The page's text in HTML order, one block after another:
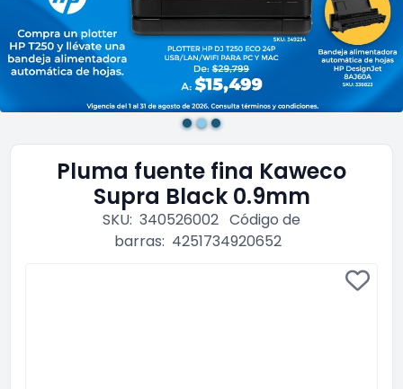
Pluma fuente fina Kaweco
Supra Black 0.9mm
SKU: 340526002 Código de
barras: 4251734920652